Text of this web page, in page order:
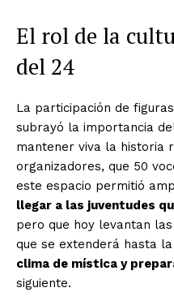
El rol de la
del 24
La participación de
subrayó la importancia
mantener viva la historia
organizadores, que 50
este espacio permitió
llegar a las juventudes
pero que hoy levantan
que se extenderá hasta
clima de mística y
siguiente.